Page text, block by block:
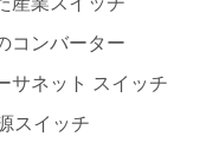
コンバーター
サネット スイッチ
スイッチ